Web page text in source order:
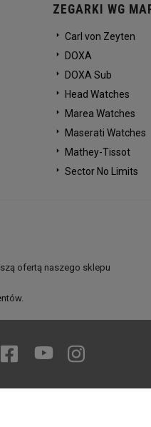
ZEGARKI WG
Carl von Zeyten
DOXA
DOXA Sub
Head Watches
Marea Watches
Maserati Watches
Mathey-Tissot
Sector No Limits
ofertą naszego sklepu
FacebookYouTube